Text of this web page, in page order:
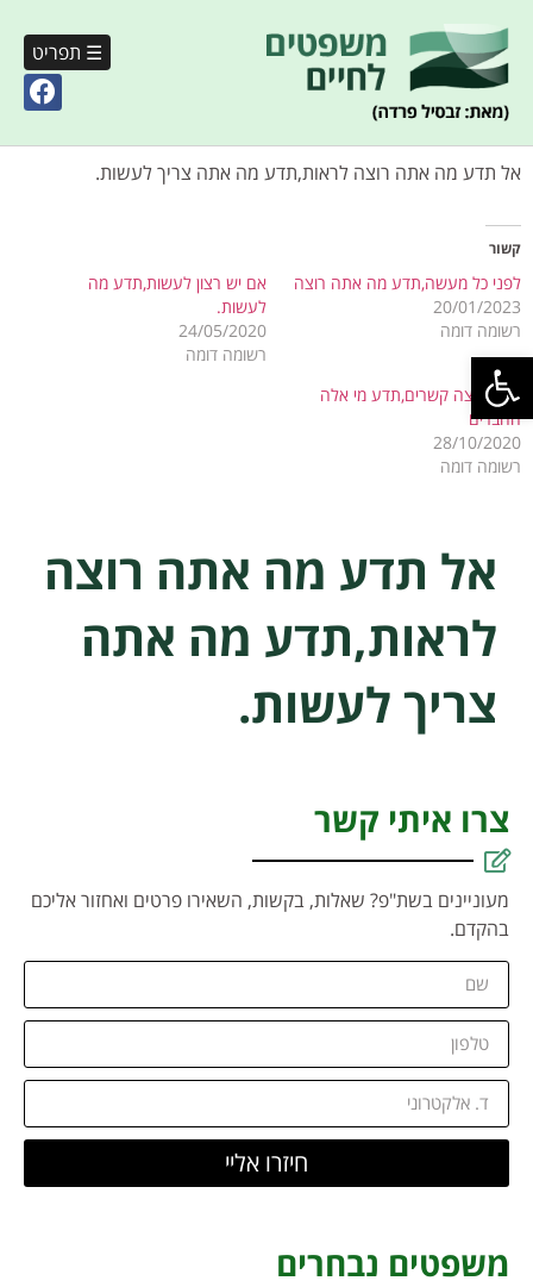
פתח סרגל נגישות
☰ תפריט
אל תדע מה אתה רוצה לראות,תדע מה אתה צריך לעשות.
קשור
לפני כל מעשה,תדע מה אתה רוצה
20/01/2023
רשומה דומה
אם יש רצון לעשות,תדע מה
לעשות.
24/05/2020
רשומה דומה
אתה רוצה קשרים,תדע מי אלה
החברים
28/10/2020
רשומה דומה
אל תדע מה אתה רוצה
לראות,תדע מה אתה
צריך לעשות.
צרו איתי קשר
מעוניינים בשת"פ? שאלות, בקשות, השאירו פרטים ואחזור אליכם
בהקדם.
חיזרו אליי
משפטים נבחרים